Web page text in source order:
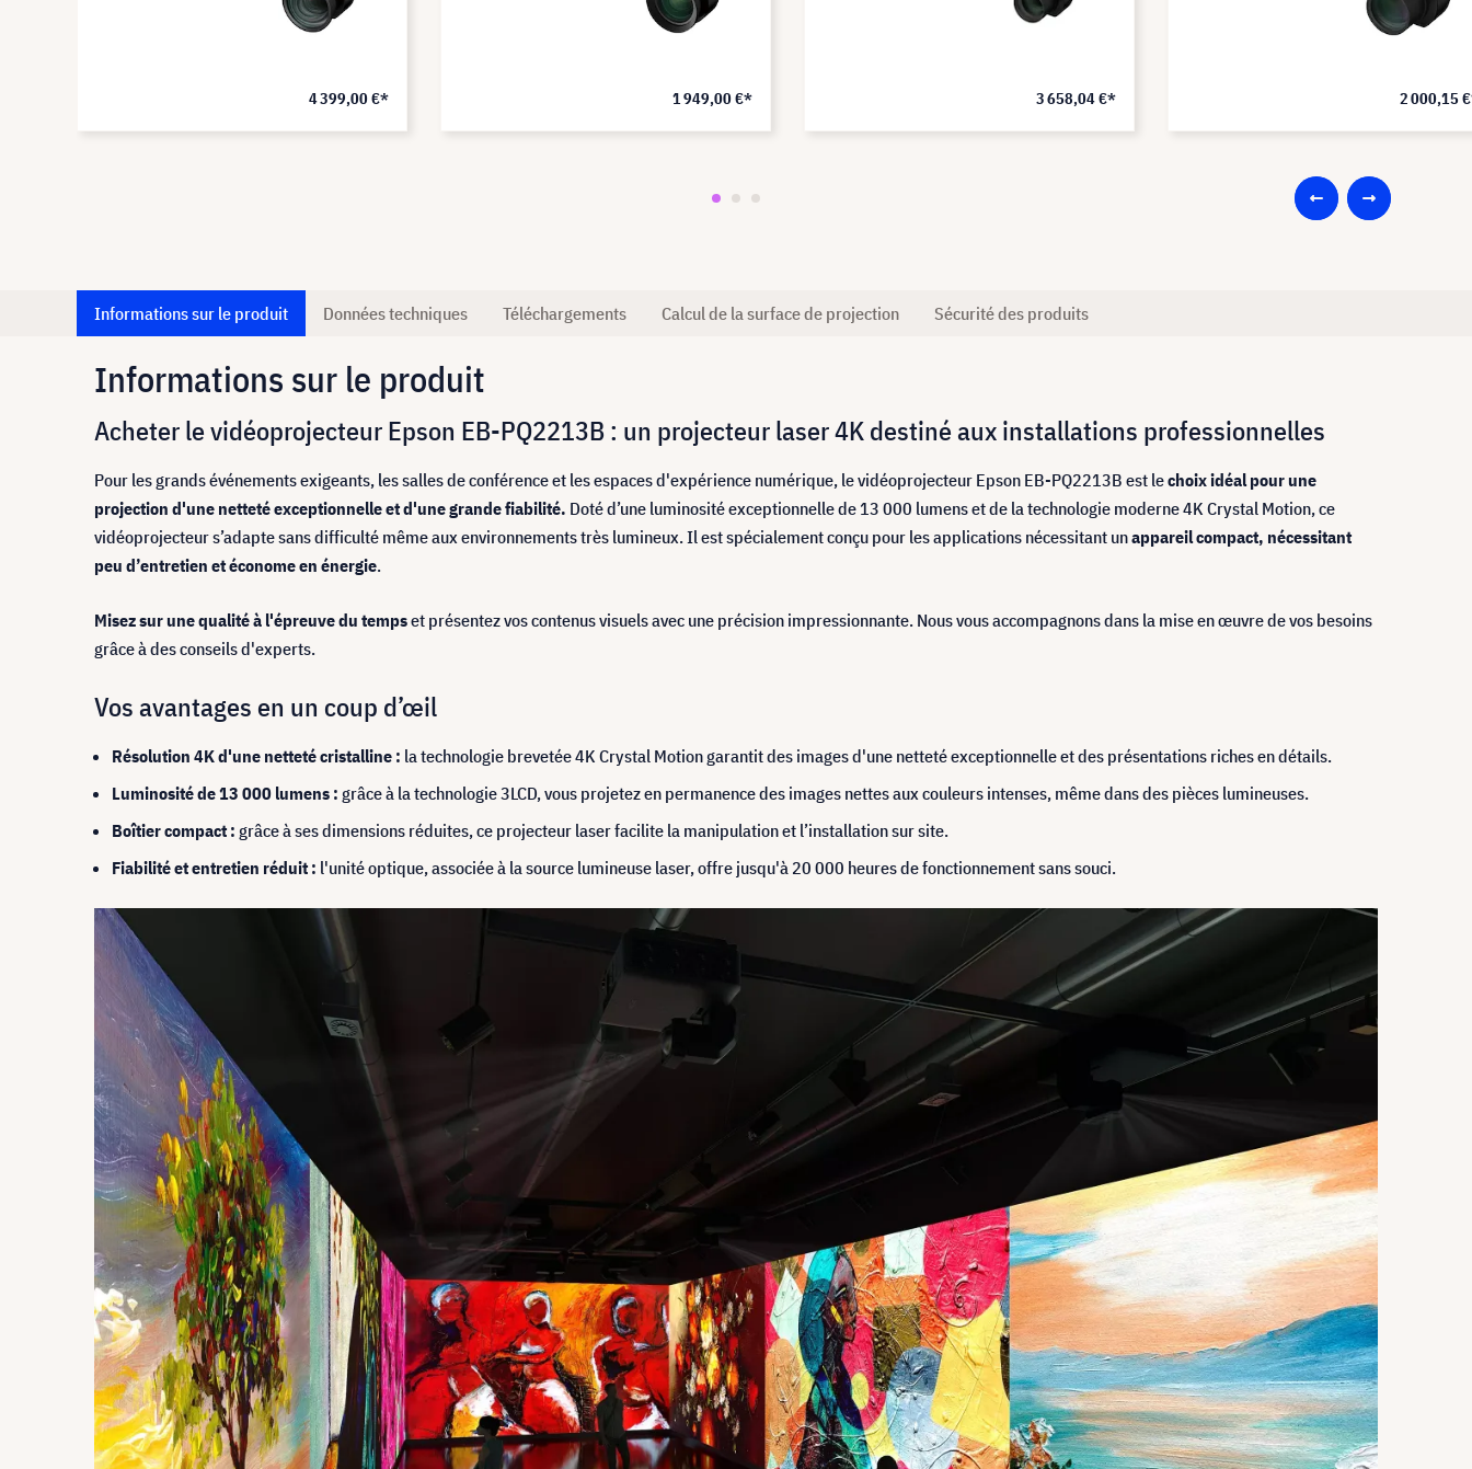
4 399,00 €* 1 949,00 €* 3 658,04 €* 2 000,15
Informations sur le produit Données techniques Téléchargements Calcul de la surface de projection Sécurité des produits
Informations sur le produit
Acheter le vidéoprojecteur Epson EB-PQ2213B : un projecteur laser 4K destiné aux installations professionnelles
Pour les grands événements exigeants, les salles de conférence et les espaces d'expérience numérique, le vidéoprojecteur Epson EB-PQ2213B est lechoix idéal pour une
projection d'une netteté exceptionnelle et d'une grande fiabilité. Doté d’une luminosité exceptionnelle de 13 000 lumens et de la technologie moderne 4K Crystal Motion, ce
vidéoprojecteur s’adapte sans difficulté même aux environnements très lumineux. Il est spécialement conçu pour les applications nécessitant unappareil compact, nécessitant
peu d’entretien et économe en énergie.
Misez sur une qualité à l'épreuve du tempset présentez vos contenus visuels avec une précision impressionnante. Nous vous accompagnons dans la mise en œuvre de vos besoins
grâce à des conseils d'experts.
Vos avantages en un coup d’œil
Résolution 4K d'une netteté cristalline : la technologie brevetée 4K Crystal Motion garantit des images d'une netteté exceptionnelle et des présentations riches en détails.
Luminosité de 13 000 lumens : grâce à la technologie 3LCD, vous projetez en permanence des images nettes aux couleurs intenses, même dans des pièces lumineuses.
Boîtier compact : grâce à ses dimensions réduites, ce projecteur laser facilite la manipulation et l’installation sur site.
Fiabilité et entretien réduit : l'unité optique, associée à la source lumineuse laser, offre jusqu'à 20 000 heures de fonctionnement sans souci.